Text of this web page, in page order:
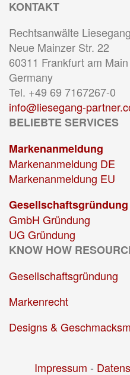
KONTAKT
Rechtsanwälte
Neue Mainzer Str. 22
60311 Frankfurt am Main
Germany
Tel. +49 69 7167267-0
info@liesegang-
BELIEBTE SERVICES
Markenanmeldung
Markenanmeldung DE
Markenanmeldung EU
Gesellschaftsgründung
GmbH Gründung
UG Gründung
KNOW HOW
Gesellschaftsgründung
Markenrecht
Designs &
Impressum -